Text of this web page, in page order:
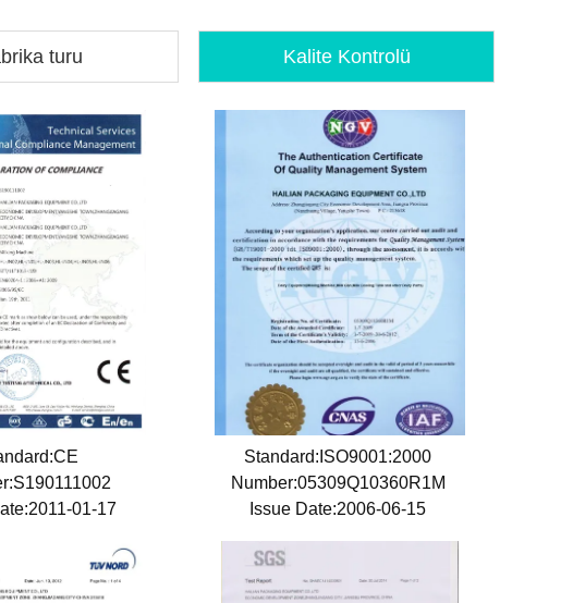
turu Kalite Kontrolü
01-17
Standard:ISO9001:2000
Number:05309Q10360R1M
Issue Date:2006-06-15